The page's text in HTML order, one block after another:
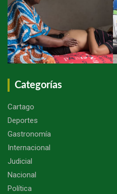
Categorías
Cartago
Deportes
Gastronomía
Internacional
Judicial
Nacional
Política